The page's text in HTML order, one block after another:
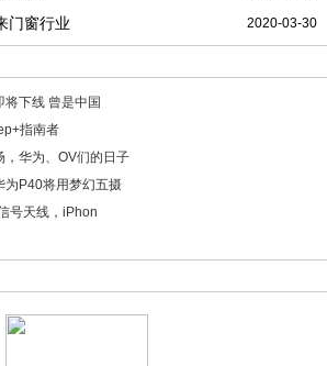
2020-03-30
门窗行业
下线 曾是中国
指南者
，华为、OV们的日子
为P40将用梦幻五摄
号天线，iPhon